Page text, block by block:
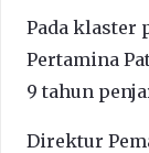
Pada klaster
Pertamina
9 tahun
Direktur